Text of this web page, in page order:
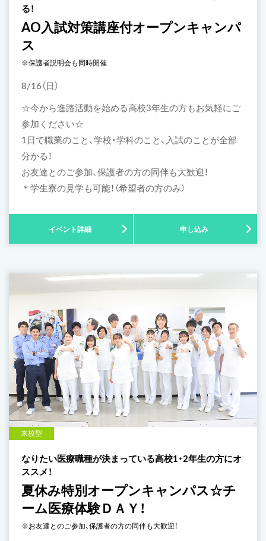
る！
AO入試対策講座付オープンキャンパ
ス
※保護者説明会も同時開催
8/16（日）
☆今から進路活動を始める高校3年生の方もお気軽にご
参加ください☆
1日で職業のこと、学校・学科のこと、入試のことが全部
分かる！
お友達とのご参加、保護者の方の同伴も大歓迎！
＊学生寮の見学も可能！（希望者の方のみ）
イベント詳細 申し込み
来校型
なりたい医療職種が決まっている高校1・2年生の方にオ
ススメ！
夏休み特別オープンキャンパス☆チ
ーム医療体験ＤＡＹ！
※お友達とのご参加、保護者の方の同伴も大歓迎！